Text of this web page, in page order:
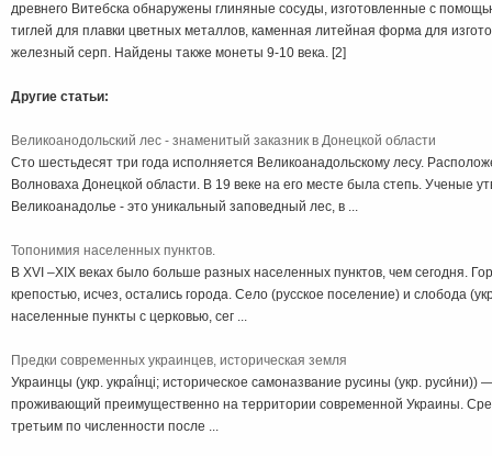
древнего Витебска обнаружены глиняные сосуды, изготовленные с
тиглей для плавки цветных металлов, каменная литейная форма для
железный серп. Найдены также монеты 9-10 века. [2]
Другие статьи:
Великоанодольский лес - знаменитый заказник в Донецкой области
Сто шестьдесят три года исполняется Великоанадольскому лесу.
Волноваха Донецкой области. В 19 веке на его месте была степь. Ученые
Великоанадолье - это уникальный заповедный лес, в ...
Топонимия населенных пунктов.
В XVI –XIX веках было больше разных населенных пунктов, чем сегодня.
крепостью, исчез, остались города. Село (русское поселение) и слобода
населенные пункты с церковью, сег ...
Предки современных украинцев, историческая земля
Украинцы (укр. украї́нці; историческое самоназвание русины (укр. руси́ни))
проживающий преимущественно на территории современной Украины.
третьим по численности после ...